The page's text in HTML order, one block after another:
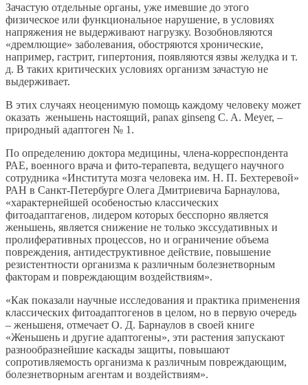
Зачастую отдельные органы, уже имевшие до этого
физическое или функциональное нарушение, в условиях
напряжения не выдерживают нагрузку. Возобновляются
«дремлющие» заболевания, обостряются хронические,
например, гастрит, гипертония, появляются язвы желудка и т.
д. В таких критических условиях организм зачастую не
выдерживает.
В этих случаях неоценимую помощь каждому человеку может
оказать женьшень настоящий, panax ginseng C. A. Meyer, –
природный адаптоген № 1.
По определению доктора медицины, члена-корреспондента
РАЕ, военного врача и фито-терапевта, ведущего научного
сотрудника «Института мозга человека им. Н. П. Бехтеревой»
РАН в Санкт-Петербурге Олега Дмитриевича Барнаулова,
«характернейшей особеностью классических
фитоадаптагенов, лидером которых бесспорно является
женьшень, является снижение не только экссудативных и
пролиферативных процессов, но и ограничение объема
повреждения, антидеструктивное действие, повышение
резистентности организма к различным болезнетворным
факторам и повреждающим воздействиям».
«Как показали научные исследования и практика применения
классических фитоадаптогенов в целом, но в первую очередь
– женьшеня, отмечает О. Д. Барнаулов в своей книге
«Женьшень и другие адаптогены», эти растения запускают
разнообразнейшие каскады защиты, повышают
сопротивляемость организма к различным повреждающим,
болезнетворным агентам и воздействиям».